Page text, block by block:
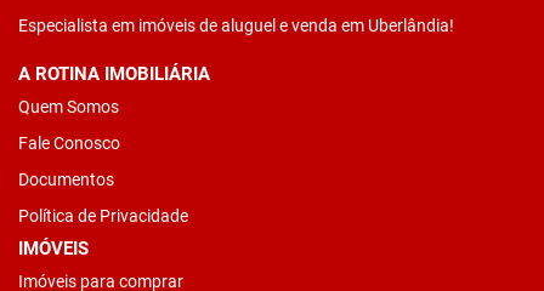
Especialista em imóveis de aluguel e venda em Uberlândia!
A ROTINA IMOBILIÁRIA
Quem Somos
Fale Conosco
Documentos
Política de Privacidade
IMÓVEIS
Imóveis para comprar